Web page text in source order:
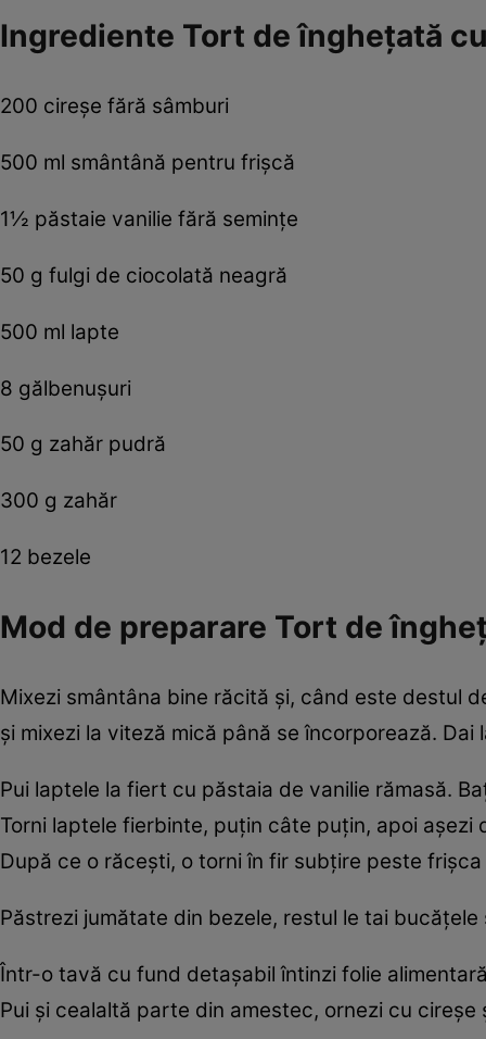
Ingrediente Tort de înghețată
200 cireşe fără sâmburi
500 ml smântână pentru frişcă
1½ păstaie vanilie fără seminţe
50 g fulgi de ciocolată neagră
500 ml lapte
8 gălbenuşuri
50 g zahăr pudră
300 g zahăr
12 bezele
Mod de preparare Tort de
Mixezi smântâna bine răcită şi, când este destul
şi mixezi la viteză mică până se încorporează.
Pui laptele la fiert cu păstaia de vanilie rămasă.
Torni laptele fierbinte, puţin câte puţin, apoi
După ce o răceşti, o torni în fir subţire peste
Păstrezi jumătate din bezele, restul le tai
Într-o tavă cu fund detaşabil întinzi folie
Pui şi cealaltă parte din amestec, ornezi cu